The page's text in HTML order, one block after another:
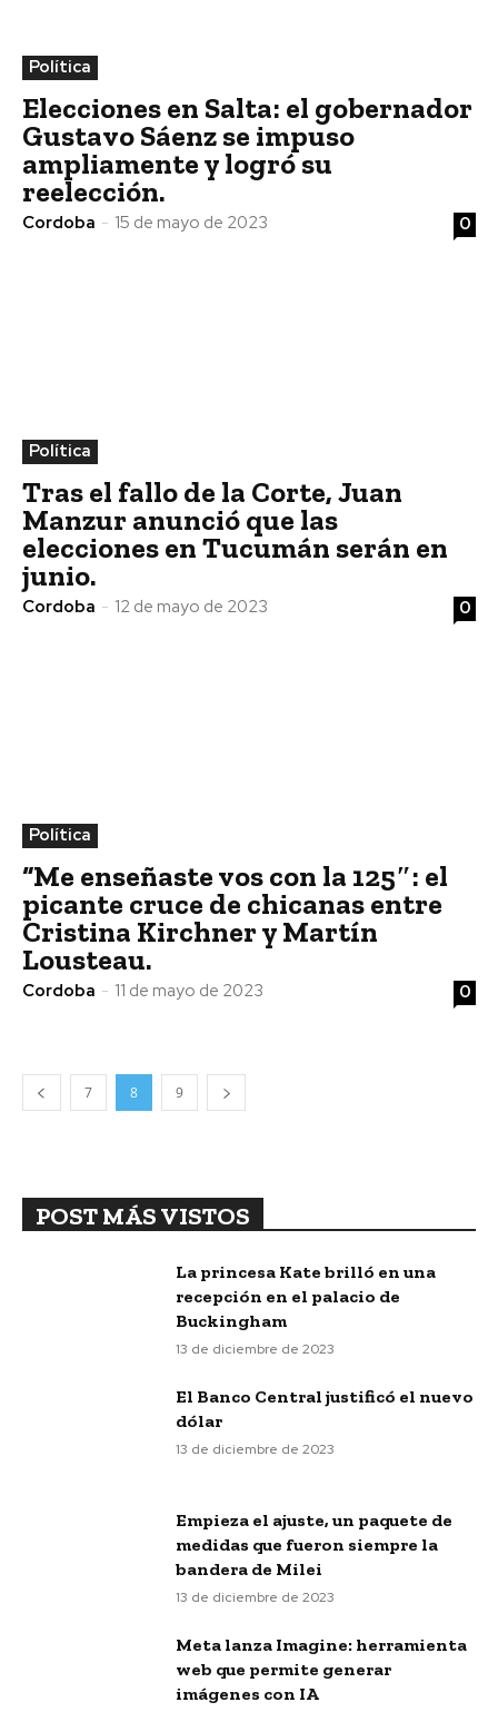
Política
Elecciones en Salta: el gobernador
Gustavo Sáenz se impuso
ampliamente y logró su
reelección.
Cordoba - 15 de mayo de 2023 0
Política
Tras el fallo de la Corte, Juan
Manzur anunció que las
elecciones en Tucumán serán en
junio.
Cordoba - 12 de mayo de 2023 0
Política
“Me enseñaste vos con la 125″: el
picante cruce de chicanas entre
Cristina Kirchner y Martín
Lousteau.
Cordoba - 11 de mayo de 2023 0
7 8 9
POST MÁS VISTOS
La princesa Kate brilló en una
recepción en el palacio de
Buckingham
13 de diciembre de 2023
El Banco Central justificó el nuevo
dólar
13 de diciembre de 2023
Empieza el ajuste, un paquete de
medidas que fueron siempre la
bandera de Milei
13 de diciembre de 2023
Meta lanza Imagine: herramienta
web que permite generar
imágenes con IA